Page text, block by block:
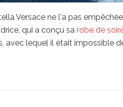
Versace ne l'a pas
qui a conçu sa robe de
avec lequel il était impossible